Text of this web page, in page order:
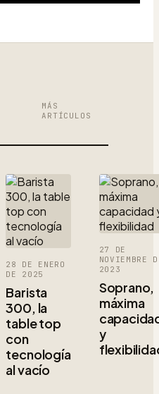
MÁS
ARTÍCULOS
28 DE ENERO
DE 2025
Barista
300, la
table top
con
tecnología
al vacío
27 DE
NOVIEMBRE
2023
Soprano,
máxima
y